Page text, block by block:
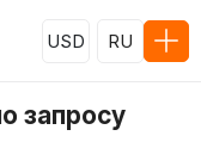
USD RU
запросу